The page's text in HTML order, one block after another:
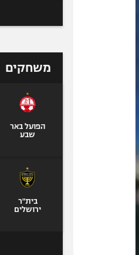
משחקים
הפועל באר
שבע
בית"ר
ירושלים